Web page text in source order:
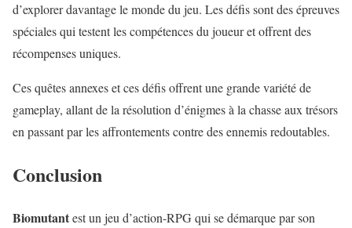
d’explorer davantage le monde du jeu. Les défis sont des épreuves
spéciales qui testent les compétences du joueur et offrent des
récompenses uniques.
Ces quêtes annexes et ces défis offrent une grande variété de
gameplay, allant de la résolution d’énigmes à la chasse aux trésors
en passant par les affrontements contre des ennemis redoutables.
Conclusion
Biomutantest un jeu d’action-RPG qui se démarque par son